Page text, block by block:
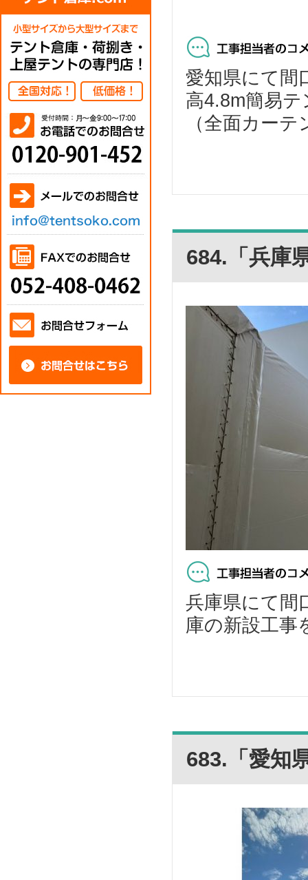
愛知県にて
高4.8m簡易
（全面カーテ
684.「兵庫
兵庫県にて
庫の新設工事
683.「愛知